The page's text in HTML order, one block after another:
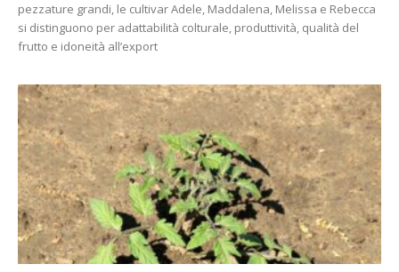
pezzature grandi, le cultivar Adele, Maddalena, Melissa e Rebecca
si distinguono per adattabilità colturale, produttività, qualità del
frutto e idoneità all’export